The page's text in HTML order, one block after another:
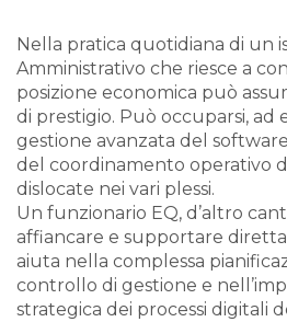
Nella pratica quotidiana di un
Amministrativo che riesce a
posizione economica può
di prestigio. Può occuparsi, ad
gestione avanzata del
del coordinamento operativo
dislocate nei vari plessi.
Un funzionario EQ, d’altro
affiancare e supportare
aiuta nella complessa
controllo di gestione e
strategica dei processi digitali